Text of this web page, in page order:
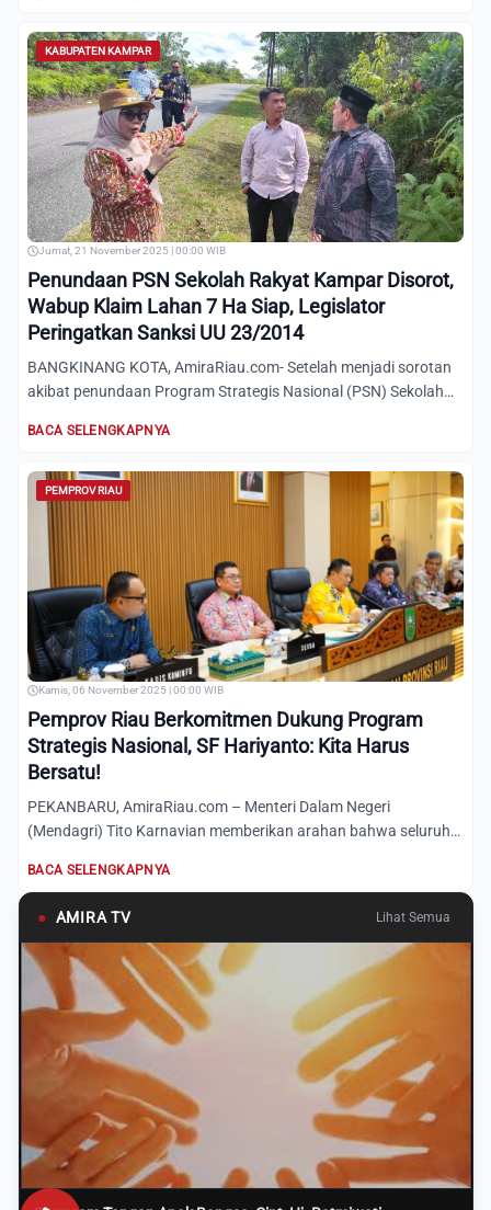
KABUPATEN KAMPAR
Jumat, 21 November 2025 | 00:00 WIB
Penundaan PSN Sekolah Rakyat Kampar Disorot,
Wabup Klaim Lahan 7 Ha Siap, Legislator
Peringatkan Sanksi UU 23/2014
BANGKINANG KOTA, AmiraRiau.com- Setelah menjadi sorotan
akibat penundaan Program Strategis Nasional (PSN) Sekolah
BACA SELENGKAPNYA
PEMPROV RIAU
Kamis, 06 November 2025 | 00:00 WIB
Pemprov Riau Berkomitmen Dukung Program
Strategis Nasional, SF Hariyanto: Kita Harus
Bersatu!
PEKANBARU, AmiraRiau.com – Menteri Dalam Negeri
(Mendagri) Tito Karnavian memberikan arahan bahwa seluruh
BACA SELENGKAPNYA
● AMIRA TV Lihat Semua